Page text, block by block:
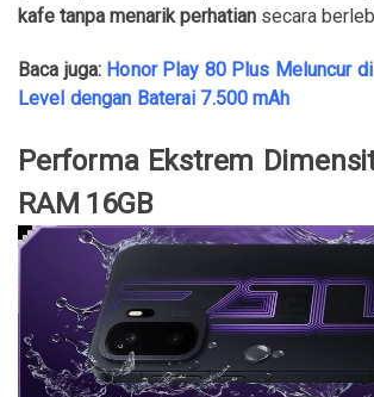
kafe tanpa menarik perhatian secara
Baca juga: Honor Play 80 Plus Meluncur
Level dengan Baterai 7.500 mAh
Performa Ekstrem
RAM 16GB